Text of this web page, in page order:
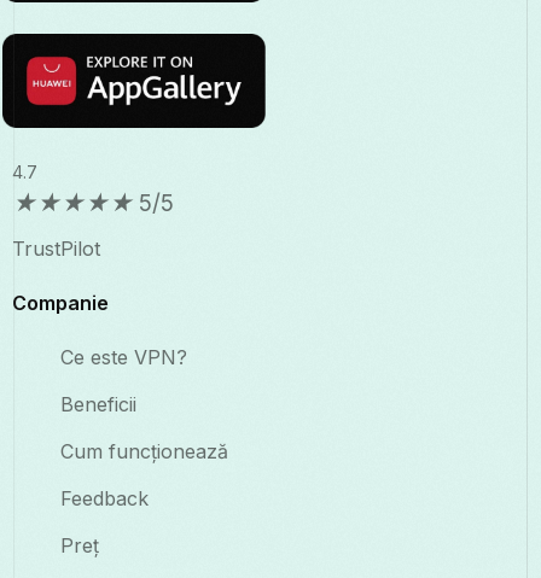
4.7
★★★★★ 5/5
TrustPilot
Companie
Ce este VPN?
Beneficii
Cum funcționează
Feedback
Preț